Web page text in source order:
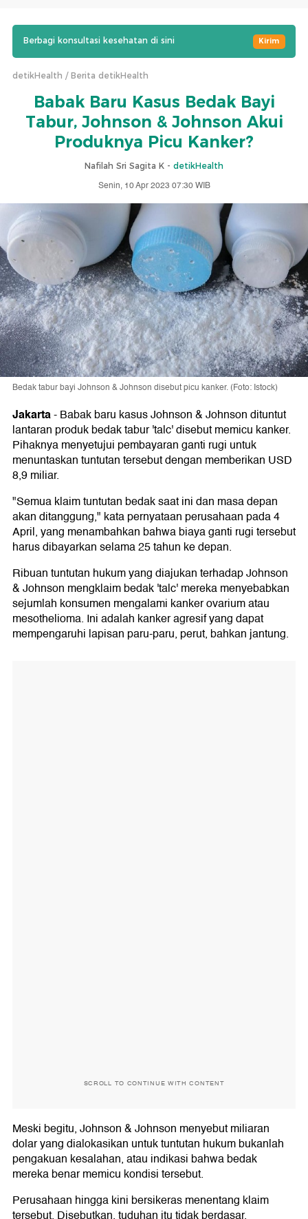
Berbagi konsultasi kesehatan di sini Kirim
detikHealth Berita detikHealth
Babak Baru Kasus Bedak Bayi
Tabur, Johnson & Johnson Akui
Produknya Picu Kanker?
Nafilah Sri Sagita K - detikHealth
Senin, 10 Apr 2023 07:30 WIB
Bedak tabur bayi Johnson & Johnson disebut picu kanker. (Foto: Istock)
Jakarta-Babak baru kasus Johnson & Johnson dituntut
lantaran produk bedak tabur 'talc' disebut memicu kanker.
Pihaknya menyetujui pembayaran ganti rugi untuk
menuntaskan tuntutan tersebut dengan memberikan USD
8,9 miliar.
"Semua klaim tuntutan bedak saat ini dan masa depan
akan ditanggung," kata pernyataan perusahaan pada 4
April, yang menambahkan bahwa biaya ganti rugi tersebut
harus dibayarkan selama 25 tahun ke depan.
Ribuan tuntutan hukum yang diajukan terhadap Johnson
& Johnson mengklaim bedak 'talc' mereka menyebabkan
sejumlah konsumen mengalami kanker ovarium atau
mesothelioma. Ini adalah kanker agresif yang dapat
mempengaruhi lapisan paru-paru, perut, bahkan jantung.
SCROLL TO CONTINUE WITH CONTENT
Meski begitu, Johnson & Johnson menyebut miliaran
dolar yang dialokasikan untuk tuntutan hukum bukanlah
pengakuan kesalahan, atau indikasi bahwa bedak
mereka benar memicu kondisi tersebut.
Perusahaan hingga kini bersikeras menentang klaim